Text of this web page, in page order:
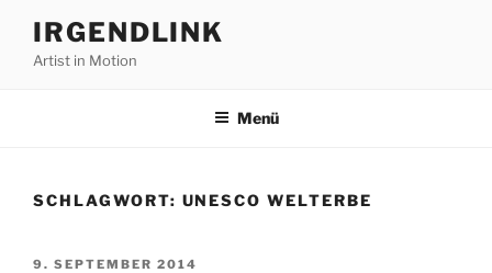
Inhalt
springen
IRGENDLINK
Artist in Motion
Menü
SCHLAGWORT: UNESCO WELTERBE
VERÖFFENTLICHT
9. SEPTEMBER 2014